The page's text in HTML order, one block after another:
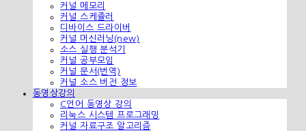
커널 메모리
커널 스케쥴러
디바이스 드라이버
커널 머신러닝(new)
소스 실행 분석기
커널 공부모임
커널 문서(번역)
커널 소스 버전 정보
동영상강의
C언어 동영상 강의
리눅스 시스템 프로그래밍
커널 자료구조 알고리즘